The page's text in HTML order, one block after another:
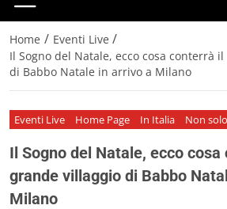
Home / Eventi Live /
Il Sogno del Natale, ecco cosa conterrà
di Babbo Natale in arrivo a Milano
Eventi Live Home Page In Italia Non
Il Sogno del Natale, ecco
grande villaggio di Babbo
Milano